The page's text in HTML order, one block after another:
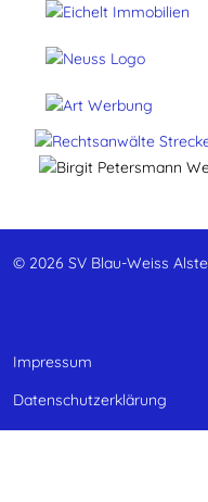
© 2026 SV Blau-Weiss
Impressum
Datenschutzerklärung